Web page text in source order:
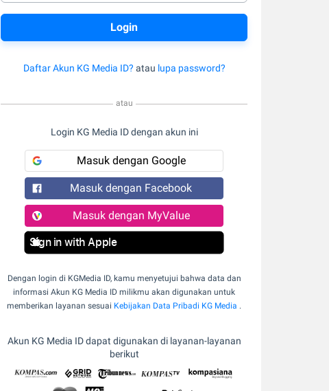
Daftar Akun KG Media ID? atau lupa password?
atau
Login KG Media ID dengan akun ini
Masuk dengan Google
Masuk dengan Facebook
Masuk dengan MyValue
Sign in with Apple
Dengan login di KGMedia ID, kamu menyetujui bahwa data dan
informasi Akun KG Media ID milikmu akan digunakan untuk
memberikan layanan sesuai Kebijakan Data Pribadi KG Media .
Akun KG Media ID dapat digunakan di layanan-layanan
berikut